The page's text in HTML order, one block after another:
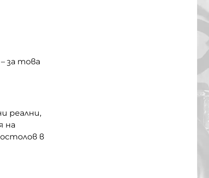
за това
реални,
на
в